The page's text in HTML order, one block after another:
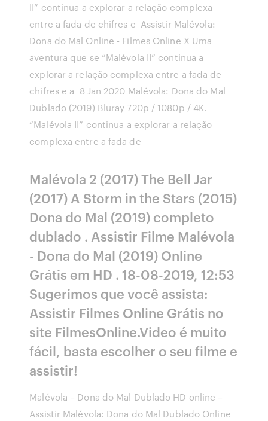
II” continua a explorar a relação complexa
entre a fada de chifres e Assistir Malévola:
Dona do Mal Online - Filmes Online X Uma
aventura que se “Malévola II” continua a
explorar a relação complexa entre a fada de
chifres e a 8 Jan 2020 Malévola: Dona do Mal
Dublado (2019) Bluray 720p / 1080p / 4K.
“Malévola II” continua a explorar a relação
complexa entre a fada de
Malévola 2 (2017) The Bell Jar
(2017) A Storm in the Stars (2015)
Dona do Mal (2019) completo
dublado . Assistir Filme Malévola
- Dona do Mal (2019) Online
Grátis em HD . 18-08-2019, 12:53
Sugerimos que você assista:
Assistir Filmes Online Grátis no
site FilmesOnline.Video é muito
fácil, basta escolher o seu filme e
assistir!
Malévola – Dona do Mal Dublado HD online –
Assistir Malévola: Dona do Mal Dublado Online